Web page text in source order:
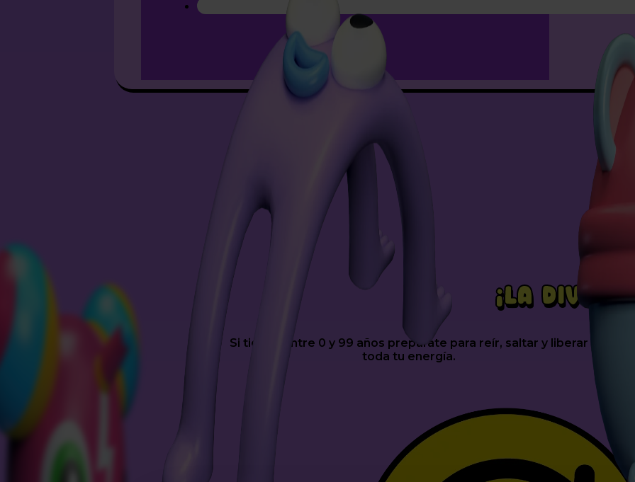
¡LA
Si tienes entre 0 y 99 años prepárate para reír, saltar y liberar
toda tu energía.